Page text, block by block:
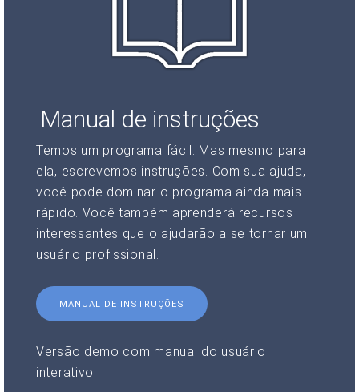
Manual de instruções
Temos um programa fácil. Mas mesmo para
ela, escrevemos instruções. Com sua ajuda,
você pode dominar o programa ainda mais
rápido. Você também aprenderá recursos
interessantes que o ajudarão a se tornar um
usuário profissional.
MANUAL DE INSTRUÇÕES
Versão demo com manual do usuário
interativo